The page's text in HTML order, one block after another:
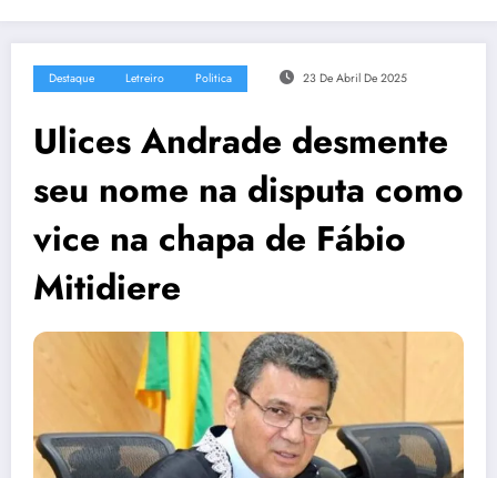
Destaque Letreiro Politica 23 De Abril De 2025
Ulices Andrade desmente
seu nome na disputa como
vice na chapa de Fábio
Mitidiere